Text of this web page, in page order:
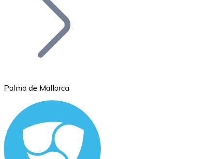
Ethereum
ETH
Palma de Mallorca